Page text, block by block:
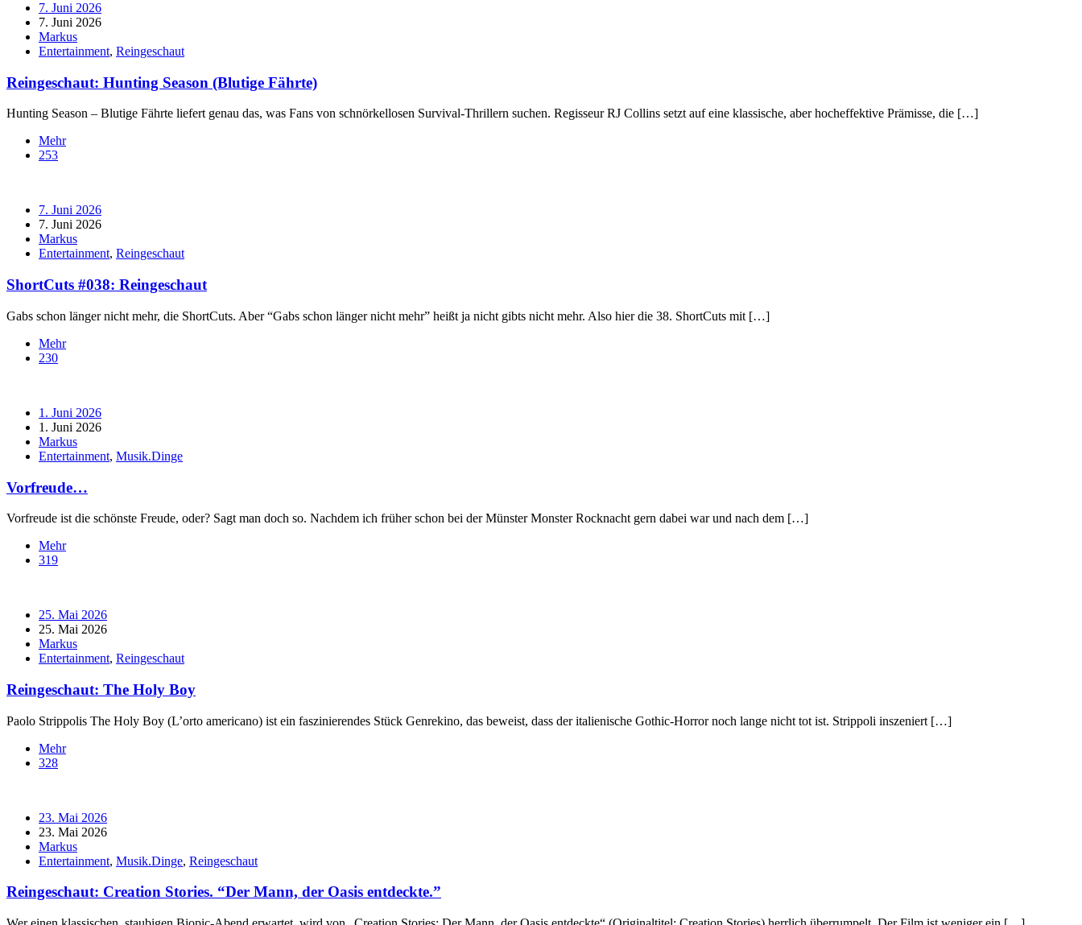
7. Juni 2026
7. Juni 2026
Markus
Entertainment, Reingeschaut
Reingeschaut: Hunting Season (Blutige Fährte)
Hunting Season – Blutige Fährte liefert genau das, was Fans von schnörkellosen Survival-Thrillern suchen. Regisseur RJ Collins setzt auf eine klassische, aber hocheffektive Prämisse, die […]
Mehr
253
7. Juni 2026
7. Juni 2026
Markus
Entertainment, Reingeschaut
ShortCuts #038: Reingeschaut
Gabs schon länger nicht mehr, die ShortCuts. Aber “Gabs schon länger nicht mehr” heißt ja nicht gibts nicht mehr. Also hier die 38. ShortCuts mit […]
Mehr
230
1. Juni 2026
1. Juni 2026
Markus
Entertainment, Musik.Dinge
Vorfreude…
Vorfreude ist die schönste Freude, oder? Sagt man doch so. Nachdem ich früher schon bei der Münster Monster Rocknacht gern dabei war und nach dem […]
Mehr
319
25. Mai 2026
25. Mai 2026
Markus
Entertainment, Reingeschaut
Reingeschaut: The Holy Boy
Paolo Strippolis The Holy Boy (L’orto americano) ist ein faszinierendes Stück Genrekino, das beweist, dass der italienische Gothic-Horror noch lange nicht tot ist. Strippoli inszeniert […]
Mehr
328
23. Mai 2026
23. Mai 2026
Markus
Entertainment, Musik.Dinge, Reingeschaut
Reingeschaut: Creation Stories. “Der Mann, der Oasis entdeckte.”